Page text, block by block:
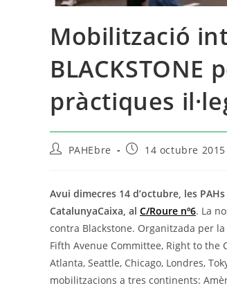
Mobilització
pràctiques
PAHEbre 14 octubre 2015
Avui dimecres 14 d’octubre, les
CatalunyaCaixa, al C/Roure nº6. La
contra Blackstone. Organitzada per
Fifth Avenue Committee, Right to the
Atlanta, Seattle, Chicago, Londres, T
mobilitzacions a tres continents: